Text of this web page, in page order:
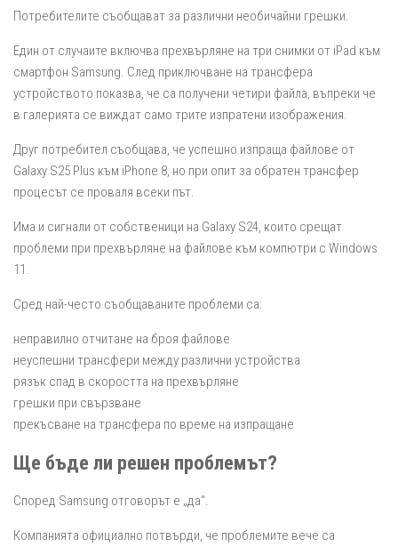
Потребителите съобщават за различни необичайни грешки.
Един от случаите включва прехвърляне на три снимки от iPad към
смартфон Samsung. След приключване на трансфера
устройството показва, че са получени четири файла, въпреки че
в галерията се виждат само трите изпратени изображения.
Друг потребител съобщава, че успешно изпраща файлове от
Galaxy S25 Plus към iPhone 8, но при опит за обратен трансфер
процесът се проваля всеки път.
Има и сигнали от собственици на Galaxy S24, които срещат
проблеми при прехвърляне на файлове към компютри с Windows
11.
Сред най-често съобщаваните проблеми са:
неправилно отчитане на броя файлове
неуспешни трансфери между различни устройства
рязък спад в скоростта на прехвърляне
грешки при свързване
прекъсване на трансфера по време на изпращане
Ще бъде ли решен проблемът?
Според Samsung отговорът е „да“.
Компанията официално потвърди, че проблемите вече са